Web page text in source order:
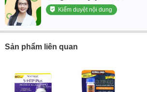
Kiểm duyệt nội dung
Sản phẩm liên quan